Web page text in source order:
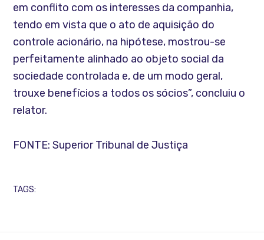
em conflito com os interesses da companhia,
tendo em vista que o ato de aquisição do
controle acionário, na hipótese, mostrou-se
perfeitamente alinhado ao objeto social da
sociedade controlada e, de um modo geral,
trouxe benefícios a todos os sócios”, concluiu o
relator.
FONTE: Superior Tribunal de Justiça
TAGS: